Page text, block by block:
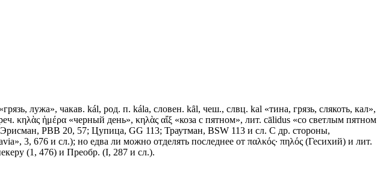
лужа», чакав. kál, род. п. kála, словен. kȃl, чеш., слвц. kаl «тина, грязь, слякоть, кал»,
κηλὰς ἡμέρα «черный день», κηλὰς αἴξ «коза с пятном», лит. cālidus «со светлым пятном
РВВ 20, 57; Цупица, GG 113; Траутман, ВSW 113 и сл. С др. стороны,
3, 676 и сл.); но едва ли можно отделять последнее от παλκός· πηλός (Гесихий) и лит.
(1, 476) и Преобр. (I, 287 и сл.).